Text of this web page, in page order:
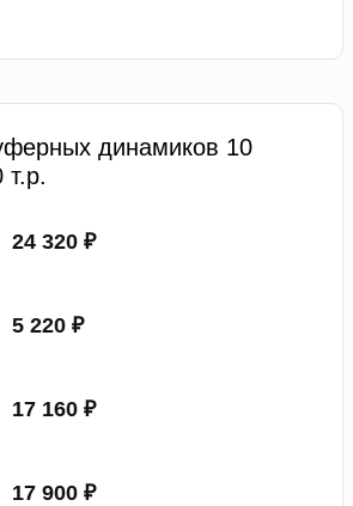
динамиков 10
24 320 ₽
5 220 ₽
17 160 ₽
17 900 ₽